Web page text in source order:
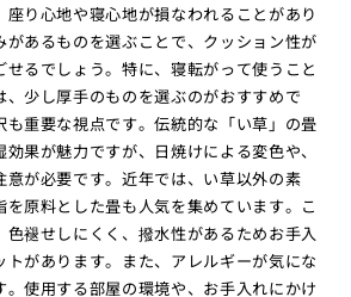
り心地や寝心地が損なわれることがあり
があるものを選ぶことで、クッション性が
るでしょう。特に、寝転がって使うこと
、少し厚手のものを選ぶのがおすすめで
も重要な視点です。伝統的な「い草」の畳
果が魅力ですが、日焼けによる変色や、
意が必要です。近年では、い草以外の素
原料とした畳も人気を集めています。こ
色褪せしにくく、撥水性があるためお手入
トがあります。また、アレルギーが気にな
。使用する部屋の環境や、お手入れにかけ